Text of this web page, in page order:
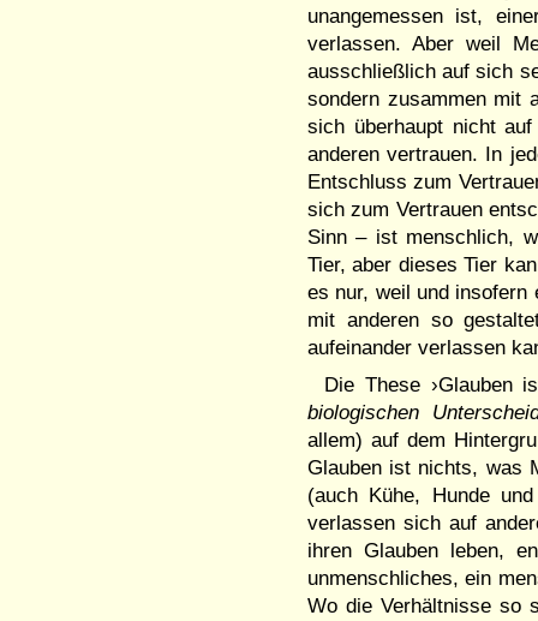
unangemessen ist,
verlassen. Aber weil
ausschließlich auf sich
sondern zusammen mit
sich überhaupt nicht
anderen vertrauen. In
Ent­schluss zum
sich zum Vertrauen
Sinn – ist menschlich,
Tier, aber dieses Tier
es nur, weil und
mit anderen so
aufein­ander verlassen
Die These ›Glauben
biologi­schen
allem) auf dem
Glauben ist nichts, was
(auch Kühe, Hun­de
verlassen sich auf
ihren Glauben leben,
unmenschliches, ein
Wo die Verhältnisse so